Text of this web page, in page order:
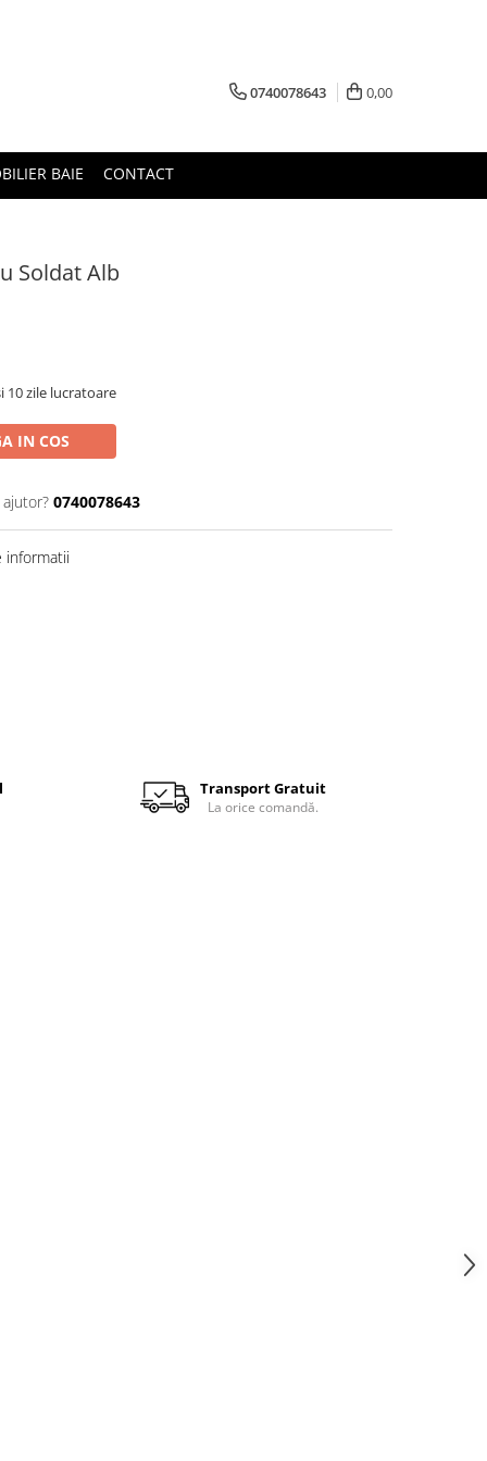
0740078643 0,00
BAIE CONTACT
Soldat Alb
10 zile lucratoare
IN COS
0740078643
informatii
Transport Gratuit
La orice comandă.